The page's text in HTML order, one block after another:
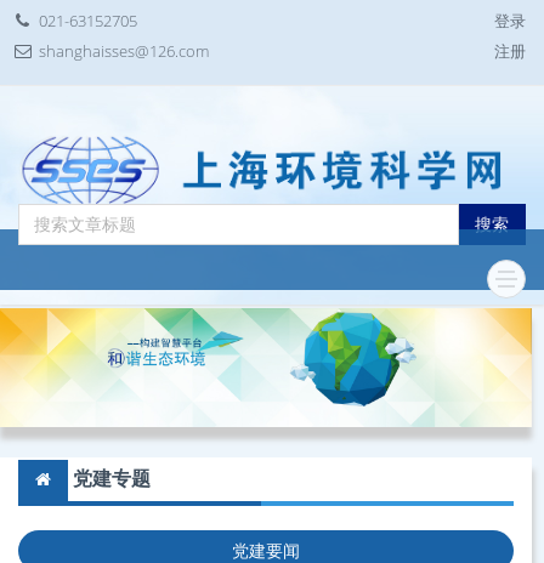
021-63152705
shanghaisses@126.com
登录
注册
搜索
党建专题
党建要闻